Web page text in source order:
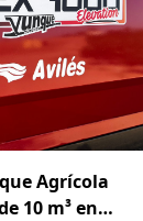
Agrícola
10 m³ en